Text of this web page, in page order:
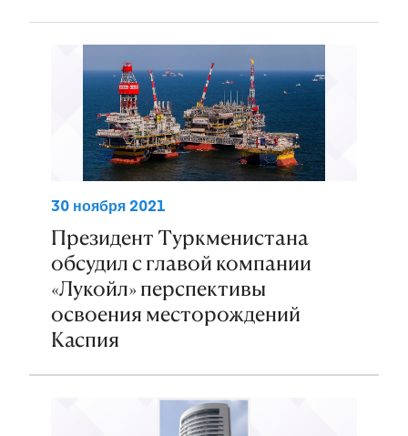
30 ноября 2021
Президент Туркменистана
обсудил с главой компании
«Лукойл» перспективы
освоения месторождений
Каспия